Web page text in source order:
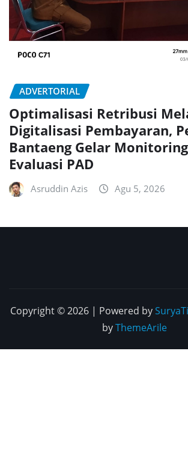
ADVERTORIAL
Optimalisasi Retribusi
Digitalisasi Pembayaran,
Bantaeng Gelar
Evaluasi PAD
Asruddin Azis Agu 5, 2026
Copyright © 2026 | Powered by
byThemeArile